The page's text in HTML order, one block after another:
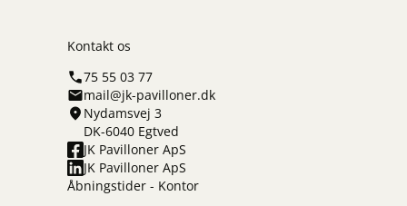
Kontakt os
75 55 03 77
mail@jk-pavilloner.dk
Nydamsvej 3
DK-6040 Egtved
JK Pavilloner ApS
JK Pavilloner ApS
Åbningstider - Kontor